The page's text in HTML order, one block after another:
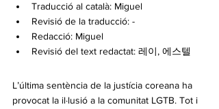
Traducció al català: Miguel
Revisió de la traducció: -
Redacció: Miguel
Revisió del text redactat: 레이, 에스텔
L’última sentència de la justícia coreana ha
provocat la il·lusió a la comunitat LGTB. Tot i